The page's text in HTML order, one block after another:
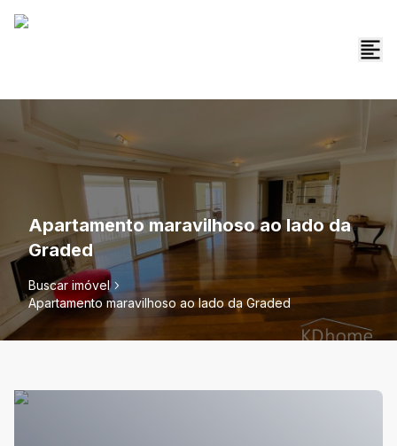
Apartamento maravilhoso ao lado da
Graded
Buscar imóvel
Apartamento maravilhoso ao lado da Graded